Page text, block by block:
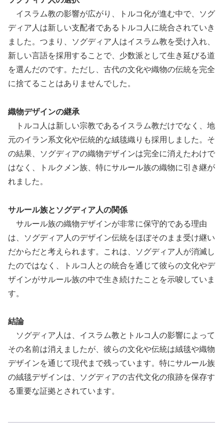
イスラム教の影響が広がり、トルコ化が進む中で、ソグ
ディア人は新しい支配者であるトルコ人に統合されていき
ました。つまり、ソグディア人はイスラム教を受け入れ、
新しい言語を採用することで、少数派として生き延びる道
を選んだのです。ただし、古代の文化や織物の伝統を完全
に捨てることはありませんでした。
織物デザインの継承
トルコ人は新しい宗教であるイスラム教だけでなく、地
元のイラン系文化や伝統的な絨毯織りも採用しました。そ
の結果、ソグディアの織物デザインは完全に消えたわけで
はなく、トルクメン族、特にサルール族の織物に引き継が
れました。
サルール族とソグディア人の関係
サルール族の織物デザインが非常に保守的である理由
は、ソグディア人のデザイン伝統をほぼそのまま受け継い
だからだと考えられます。これは、ソグディア人が消滅し
たのではなく、トルコ人との統合を通じて彼らの文化やデ
ザインがサルール族の中で生き続けたことを示唆していま
す。
結論
ソグディア人は、イスラム教とトルコ人の影響によって
その名前は消えましたが、彼らの文化や伝統は絨毯や織物
デザインを通じて現代まで残っています。特にサルール族
の絨毯デザインは、ソグディアの古代文化の痕跡を保存す
る重要な証拠とされています。